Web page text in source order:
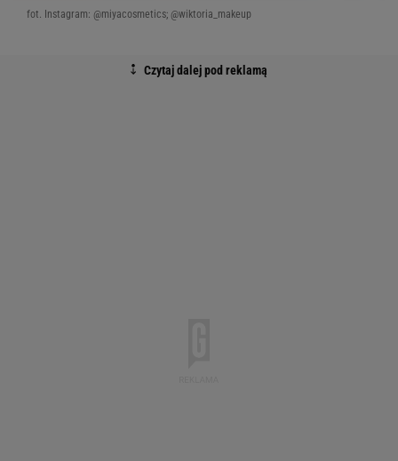
fot. Instagram: @miyacosmetics; @wiktoria_makeup